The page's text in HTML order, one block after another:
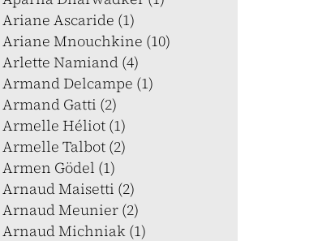
Ariane Ascaride (1)
Ariane Mnouchkine (10)
Arlette Namiand (4)
Armand Delcampe (1)
Armand Gatti (2)
Armelle Héliot (1)
Armelle Talbot (2)
Armen Gödel (1)
Arnaud Maisetti (2)
Arnaud Meunier (2)
Arnaud Michniak (1)